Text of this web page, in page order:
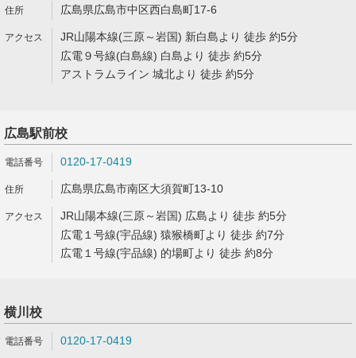
広島県広島市中区西白島町17-6
JR山陽本線(三原～岩国) 新白島より 徒歩 約5分
広電９号線(白島線) 白島より 徒歩 約5分
アストラムライン 城北より 徒歩 約5分
広島駅前校
0120-17-0419
広島県広島市南区大須賀町13-10
JR山陽本線(三原～岩国) 広島より 徒歩 約5分
広電１号線(宇品線) 猿猴橋町より 徒歩 約7分
広電１号線(宇品線) 的場町より 徒歩 約8分
横川校
0120-17-0419